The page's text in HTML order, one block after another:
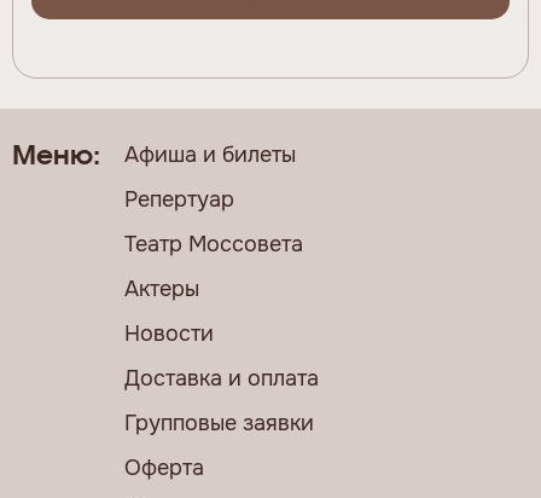
Меню:
Афиша и билеты
Репертуар
Театр Моссовета
Актеры
Новости
Доставка и оплата
Групповые заявки
Оферта